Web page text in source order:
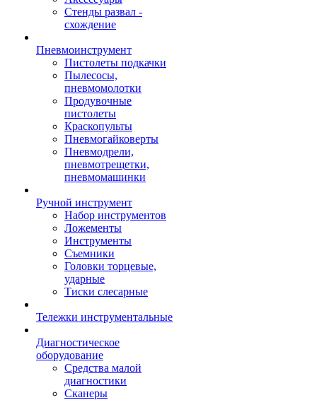
Стенды развал -
схождение
Пневмоинструмент
Пистолеты подкачки
Пылесосы,
пневмомолотки
Продувочные
пистолеты
Краскопульты
Пневмогайковерты
Пневмодрели,
пневмотрещетки,
пневмомашинки
Ручной инструмент
Набор инструментов
Ложементы
Инструменты
Съемники
Головки торцевые,
ударные
Тиски слесарные
Тележки инструментальные
Диагностическое
оборудование
Средства малой
диагностики
Сканеры